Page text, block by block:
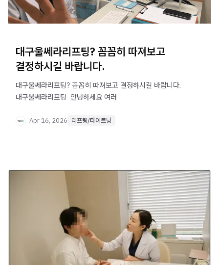
대구울쎄라리프팅? 꼼꼼히 따져보고
결정하시길 바랍니다.
대구울쎄라리프팅? 꼼꼼히 따져보고 결정하시길 바랍니다.
대구울쎄라리프팅 ​ 안녕하세요 여러
Apr 16, 2026 리프팅/타이트닝